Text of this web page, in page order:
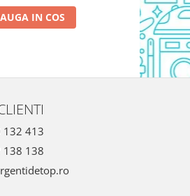
IN COS
132 413
138 138